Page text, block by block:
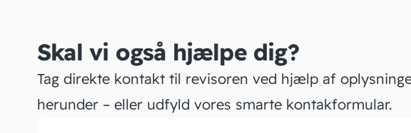
Skal vi også hjælpe dig?
Tag direkte kontakt til revisoren ved hjælp af
herunder – eller udfyld vores smarte kontakformular.